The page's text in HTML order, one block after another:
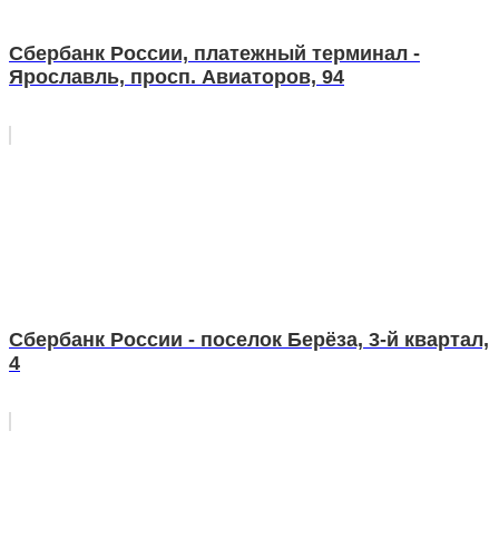
Сбербанк России, платежный терминал -
Ярославль, просп. Авиаторов, 94
Сбербанк России - поселок Берёза, 3-й квартал,
4